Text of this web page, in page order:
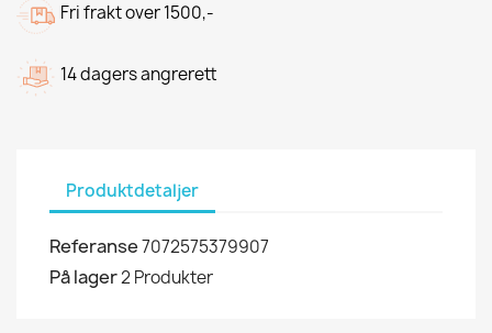
Fri frakt over 1500,-
14 dagers angrerett
Produktdetaljer
Referanse7072575379907
På lager2 Produkter